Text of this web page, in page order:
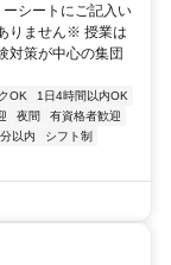
シートにご記入い
りません※ 授業は
対策が中心の集団
OK
1日4時間以内OK
夜間
有資格者歓迎
以内
シフト制